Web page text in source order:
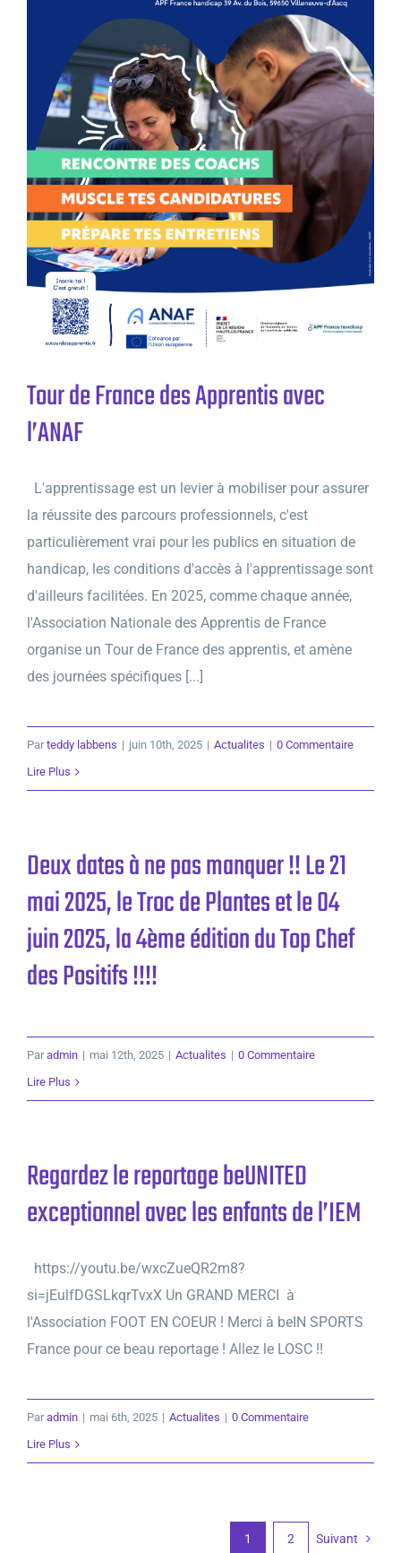
Tour de France des Apprentis avec
l’ANAF
L'apprentissage est un levier à mobiliser pour assurer
la réussite des parcours professionnels, c'est
particulièrement vrai pour les publics en situation de
handicap, les conditions d'accès à l'apprentissage sont
d'ailleurs facilitées. En 2025, comme chaque année,
l'Association Nationale des Apprentis de France
organise un Tour de France des apprentis, et amène
des journées spécifiques [...]
Parteddy labbens | juin 10th, 2025 | Actualites | 0 Commentaire
Lire Plus
Deux dates à ne pas manquer !! Le 21
mai 2025, le Troc de Plantes et le 04
juin 2025, la 4ème édition du Top Chef
des Positifs !!!!
Paradmin | mai 12th, 2025 | Actualites | 0 Commentaire
Lire Plus
Regardez le reportage beUNITED
exceptionnel avec les enfants de l’IEM
https://youtu.be/wxcZueQR2m8?
si=jEulfDGSLkqrTvxX Un GRAND MERCI à
l'Association FOOT EN COEUR ! Merci à beIN SPORTS
France pour ce beau reportage ! Allez le LOSC !!
Paradmin | mai 6th, 2025 | Actualites | 0 Commentaire
Lire Plus
1 2 Suivant